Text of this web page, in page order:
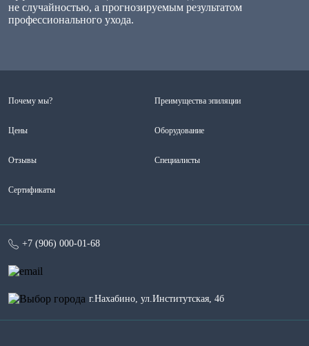
не случайностью, а прогнозируемым результатом
профессионального ухода.
Почему мы? Преимущества эпиляции
Цены Оборудование
Отзывы Специалисты
Сертификаты
+7 (906) 000-01-68
г.Нахабино, ул.Институтская, 4б